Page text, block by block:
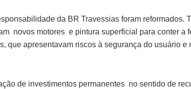
da BR Travessias foram
novos motores e pintura superficial para conter a
que apresentavam riscos à segurança do usuário
de investimentos permanentes no sentido de